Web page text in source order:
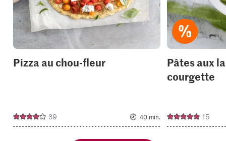
Pizza au chou-fleur
39 40 min.
Pâtes aux
courgette
15